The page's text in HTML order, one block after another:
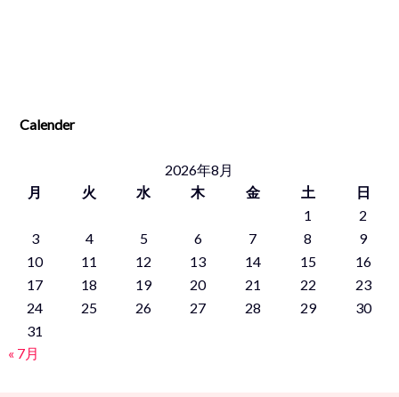
Calender
2026年8月
月
火 水 木 金 土
日
1
2
3
4 5 6 7 8
9
10
11 12 13 14 15
16
17
18 19 20 21 22
23
24
25 26 27 28 29
30
31
« 7月